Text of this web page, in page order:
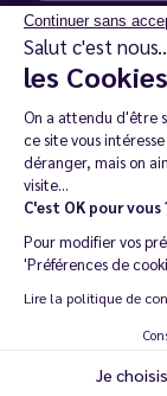
Continuer sans
Salut c'est
les
On a attendu d'être
ce site vous
déranger, mais on
visite...
C'est OK pour vous
Pour modifier vos
'Préférences de
Lire la politique de
Je choisis
J’accepte de
LD Groupe
Restez en
La vente de
Copyright ©
Ne
Recommander